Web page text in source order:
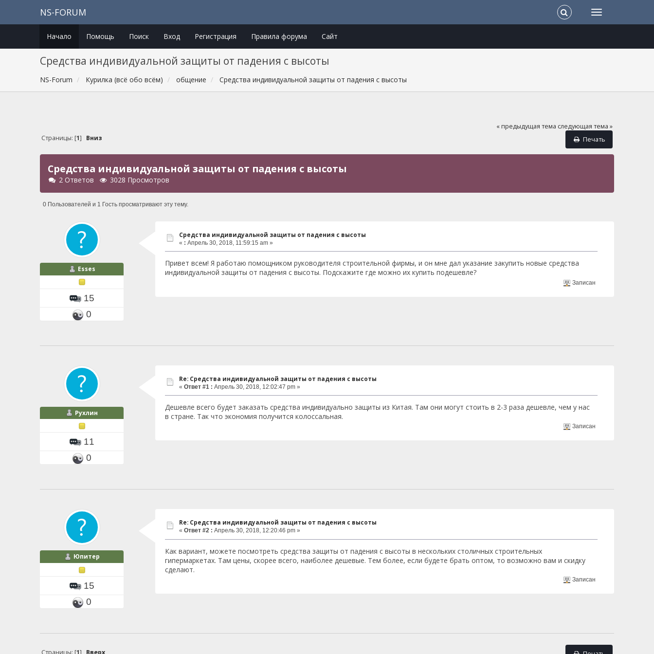
NS-FORUM
Начало Помощь Поиск Вход Регистрация Правила форума Сайт
Средства индивидуальной защиты от падения с высоты
NS-Forum Курилка (всё обо всём) общение Средства индивидуальной защиты от падения с высоты
« предыдущая тема следующая тема »
Печать
Страницы: [1] Вниз
Средства индивидуальной защиты от падения с высоты
2 Ответов 3028 Просмотров
0 Пользователей и 1 Гость просматривают эту тему.
Esses
15
0
Средства индивидуальной защиты от падения с высоты
« : Апрель 30, 2018, 11:59:15 am »
Привет всем! Я работаю помощником руководителя строительной фирмы, и он мне дал указание закупить новые средства
индивидуальной защиты от падения с высоты. Подскажите где можно их купить подешевле?
Записан
Рухлин
11
0
Re: Средства индивидуальной защиты от падения с высоты
« Ответ #1 : Апрель 30, 2018, 12:02:47 pm »
Дешевле всего будет заказать средства индивидуально защиты из Китая. Там они могут стоить в 2-3 раза дешевле, чем у нас
в стране. Так что экономия получится колоссальная.
Записан
Юпитер
15
0
Re: Средства индивидуальной защиты от падения с высоты
« Ответ #2 : Апрель 30, 2018, 12:20:46 pm »
Как вариант, можете посмотреть средства защиты от падения с высоты в нескольких столичных строительных
гипермаркетах. Там цены, скорее всего, наиболее дешевые. Тем более, если будете брать оптом, то возможно вам и скидку
сделают.
Записан